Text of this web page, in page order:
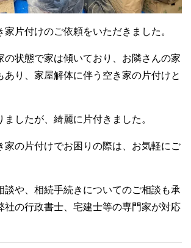
片付けのご依頼をいただきました。
の状態で家は傾いており、お隣さんの家
あり、家屋解体に伴う空き家の片付けと
したが、綺麗に片付きました。
家の片付けでお困りの際は、お気軽にご
談や、相続手続きについてのご相談も承
社の行政書士、宅建士等の専門家が対応